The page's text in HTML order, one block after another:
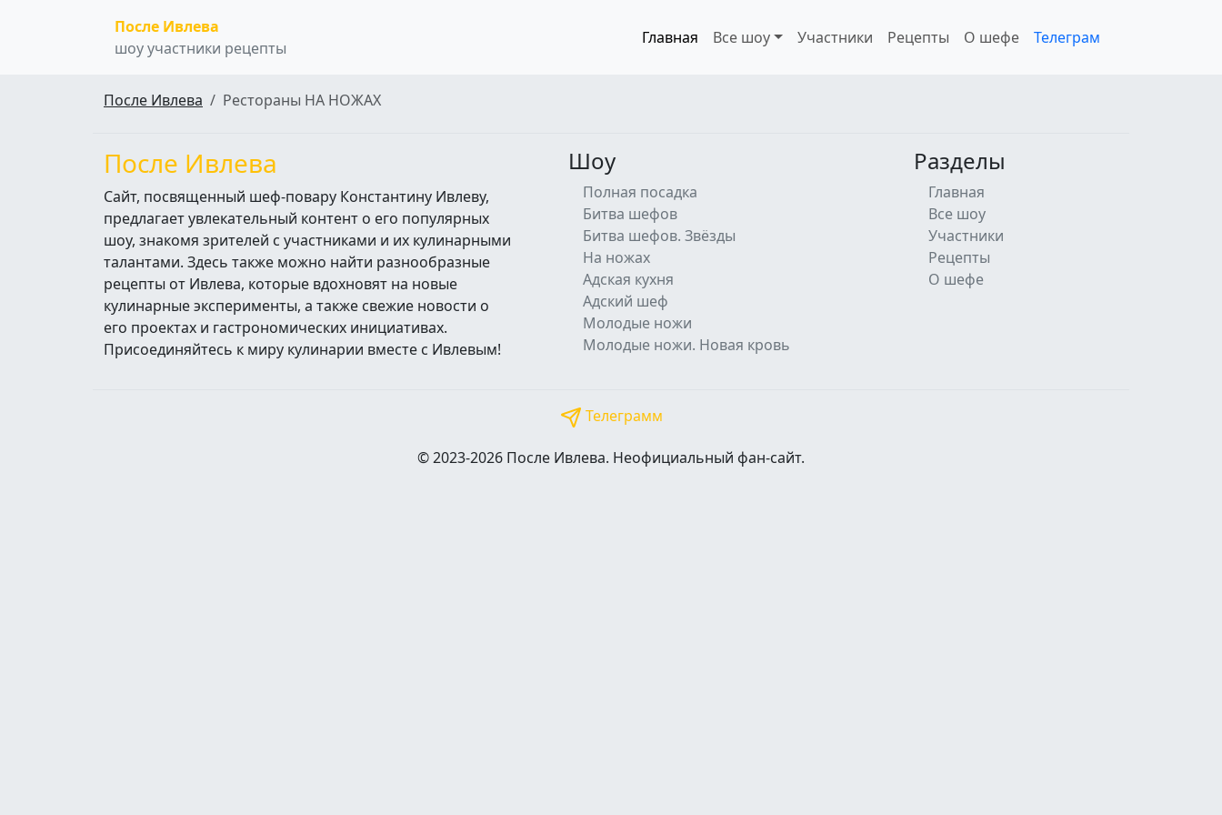
После Ивлева
шоу участники рецепты
Главная Все шоу Участники Рецепты О шефе Телеграм
После Ивлева Рестораны НА НОЖАХ
После Ивлева
Сайт, посвященный шеф-повару Константину Ивлеву,
предлагает увлекательный контент о его популярных
шоу, знакомя зрителей с участниками и их кулинарными
талантами. Здесь также можно найти разнообразные
рецепты от Ивлева, которые вдохновят на новые
кулинарные эксперименты, а также свежие новости о
его проектах и гастрономических инициативах.
Присоединяйтесь к миру кулинарии вместе с Ивлевым!
Шоу
Полная посадка
Битва шефов
Битва шефов. Звёзды
На ножах
Адская кухня
Адский шеф
Молодые ножи
Молодые ножи. Новая кровь
Разделы
Главная
Все шоу
Участники
Рецепты
О шефе
Телеграмм
© 2023-2026 После Ивлева. Неофициальный фан-сайт.